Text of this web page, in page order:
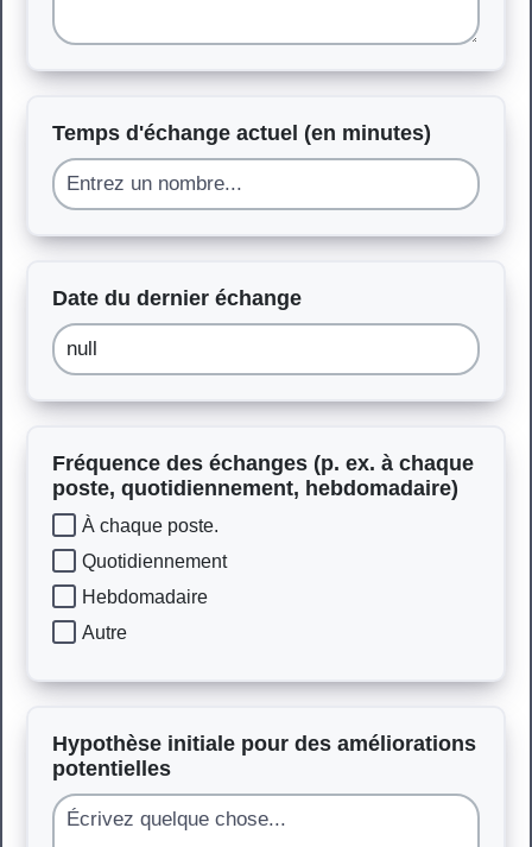
Temps d'échange actuel (en minutes)
Date du dernier échange
Fréquence des échanges (p. ex. à chaque
poste, quotidiennement, hebdomadaire)
À chaque poste.
Quotidiennement
Hebdomadaire
Autre
Hypothèse initiale pour des améliorations
potentielles